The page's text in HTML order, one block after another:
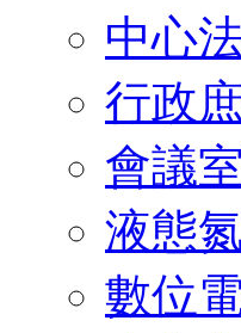
中心
行政
會議
液態
數位